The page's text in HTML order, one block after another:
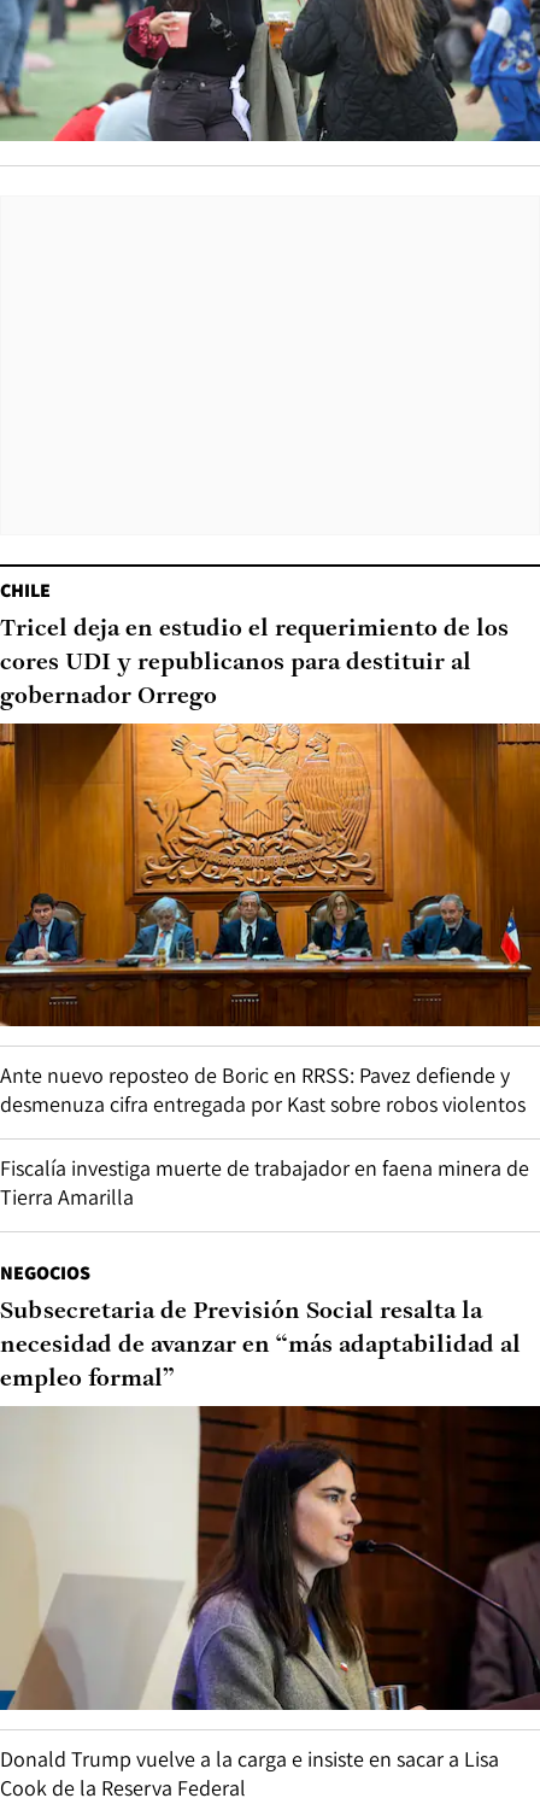
CHILE
Tricel deja en estudio el requerimiento de los
cores UDI y republicanos para destituir al
gobernador Orrego
Ante nuevo reposteo de Boric en RRSS: Pavez defiende y
desmenuza cifra entregada por Kast sobre robos violentos
Fiscalía investiga muerte de trabajador en faena minera de
Tierra Amarilla
NEGOCIOS
Subsecretaria de Previsión Social resalta la
necesidad de avanzar en “más adaptabilidad al
empleo formal”
Donald Trump vuelve a la carga e insiste en sacar a Lisa
Cook de la Reserva Federal